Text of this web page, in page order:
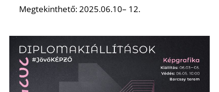
Megtekinthető: 2025.06.10– 12.